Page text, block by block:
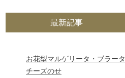
最新記事
お花型マルゲリータ・ブラータ
チーズのせ